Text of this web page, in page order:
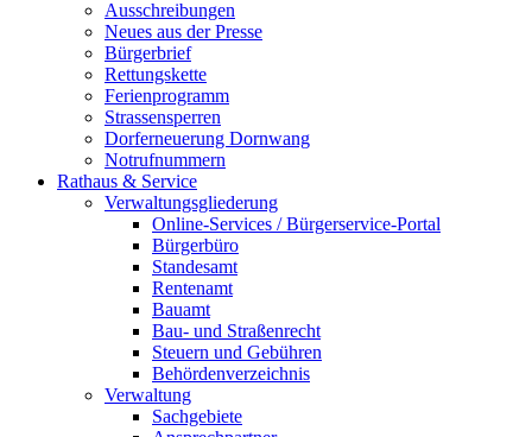
Ausschreibungen
Neues aus der Presse
Bürgerbrief
Rettungskette
Ferienprogramm
Strassensperren
Dorferneuerung Dornwang
Notrufnummern
Rathaus & Service
Verwaltungsgliederung
Online-Services / Bürgerservice-Portal
Bürgerbüro
Standesamt
Rentenamt
Bauamt
Bau- und Straßenrecht
Steuern und Gebühren
Behördenverzeichnis
Verwaltung
Sachgebiete